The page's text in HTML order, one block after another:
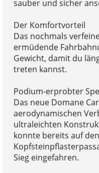
sauber und sicher
Der Komfortvorteil
Das nochmals
ermüdende
Gewicht, damit du
treten kannst.
Podium-erprobter
Das neue Domane
aerodynamischen
ultraleichten
konnte bereits auf
Sieg eingefahren.